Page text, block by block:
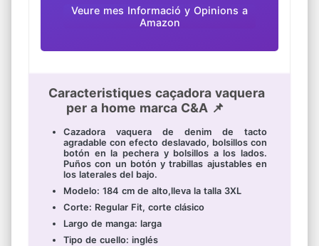
Veure mes Informació y Opinions a
Amazon
Caracteristiques caçadora vaquera
per a home marca C&A 📌
Cazadora vaquera de denim de tacto
agradable con efecto deslavado, bolsillos con
botón en la pechera y bolsillos a los lados.
Puños con un botón y trabillas ajustables en
los laterales del bajo.
Modelo: 184 cm de alto,lleva la talla 3XL
Corte: Regular Fit, corte clásico
Largo de manga: larga
Tipo de cuello: inglés